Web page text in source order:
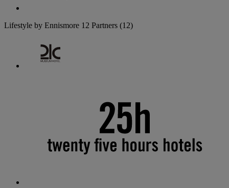
Lifestyle by Ennismore 12 Partners (12)